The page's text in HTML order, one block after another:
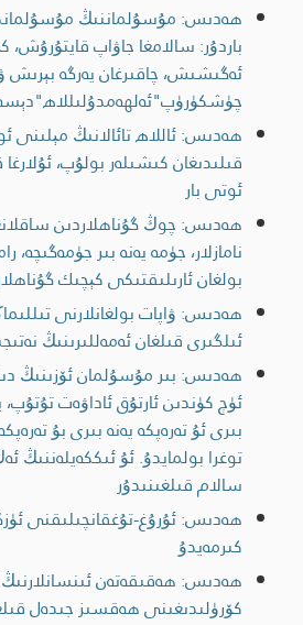
ھەدىس: مۇسۇلماننىڭ
باردۇر: سالامغا جاۋاپ قايتۇرۇش،
ئەگىشىش، چاقىرغان يەرگە بېرىش
ھەدىس: ئاللاھ تائالانىڭ
قىلىدىغان كىشىلەر بولۇپ،
ئوتى بار
ھەدىس: چوڭ گۇناھلاردىن
نامازلار، جۈمە يەنە بىر جۈمەگىچە،
بولغان ئارىلىقتىكى كېچىك
ھەدىس: ۋاپات بولغانلارنى
ئىلگىرى قىلغان ئەمەللىرىنىڭ
ھەدىس: بىر مۇسۇلمان ئۆزىنىڭ
ئۈچ كۈندىن ئارتۇق ئاداۋەت
بىرى ئۇ تەرەپكە يەنە بىرى بۇ
توغرا بولمايدۇ. ئۇ
سالام قىلغىنىدۇر
ھەدىس: ئۇرۇغ-تۇغقانچىلىقنى
كىرمەيدۇ
ھەدىس: ھەقىقەتەن ئىنسانلارنىڭ
كۆرۈلىدىغىنى ھەقسىز جىدەل